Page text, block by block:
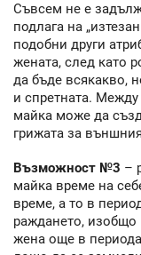
Съвсем не е
подлага на
подобни други
жената, след като
да бъде всякакво,
и спретната.
майка може да
грижата за
Възможност №3 –
майка време на
време, а то в
раждането, изобщо
жена още в